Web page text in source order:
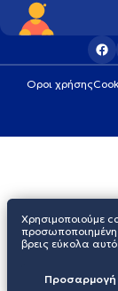
Αναιμία
Ανάπλαση
Οροι χρήσης
Χρησιμοποιούμε
βρεις εύκολα
Προσαρμογή